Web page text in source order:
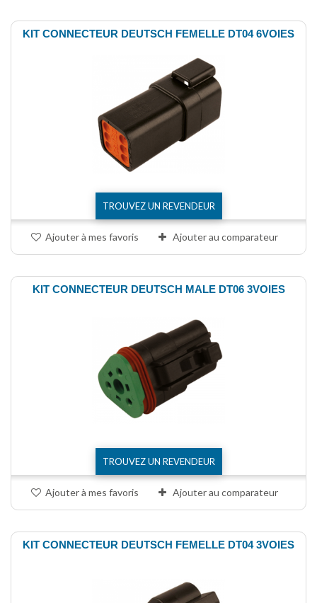
KIT CONNECTEUR DEUTSCH FEMELLE DT04 6VOIES
TROUVEZ UN REVENDEUR
Ajouter à mes favoris Ajouter au comparateur
KIT CONNECTEUR DEUTSCH MALE DT06 3VOIES
TROUVEZ UN REVENDEUR
Ajouter à mes favoris Ajouter au comparateur
KIT CONNECTEUR DEUTSCH FEMELLE DT04 3VOIES